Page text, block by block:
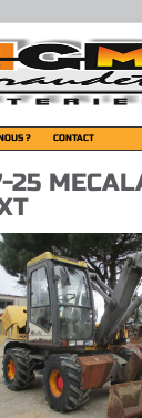
? CONTACT
25